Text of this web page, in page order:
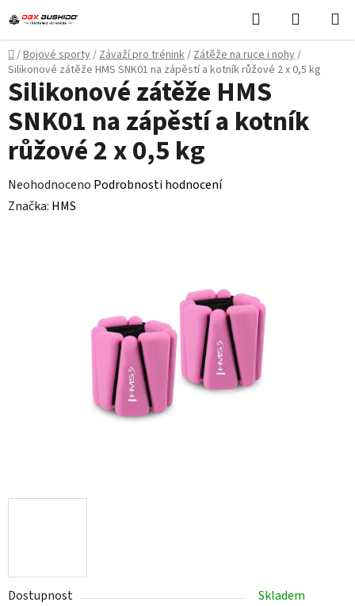
na
obsah
Hledat
KOŠÍK
Domů
/Bojové sporty/Závaží pro trénink/Zátěže na ruce i nohy/
Silikonové zátěže HMS SNK01 na zápěstí a kotník růžové 2 x 0,5 kg
Dostupnost
Skladem
Silikonové zátěže HMS
SNK01 na zápěstí a kotník
růžové 2 x 0,5 kg
Průměrné
hodnocení
Neohodnoceno Podrobnosti hodnocení
Značka: HMS